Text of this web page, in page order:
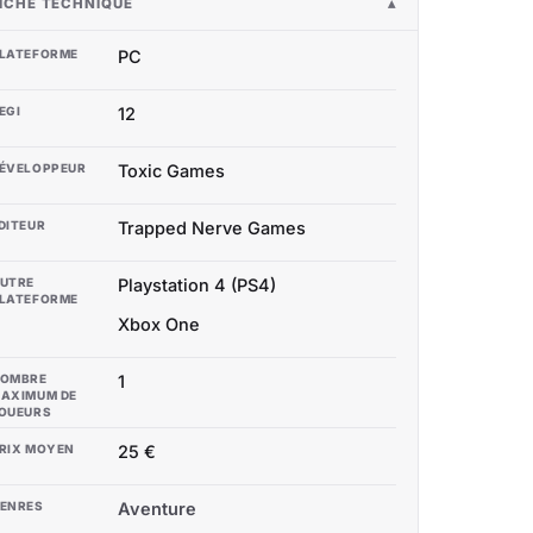
PC
12
Toxic Games
Trapped Nerve Games
Playstation 4 (PS4)
Xbox One
DE
1
MOYEN 25 €
Aventure